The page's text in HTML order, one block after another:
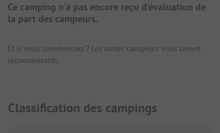
Ce camping n'a pas encore reçu d'évaluation de
la part des campeurs.
Et si vous commenciez ? Les autres campeurs vous seront
reconnaissants.
Classification des campings